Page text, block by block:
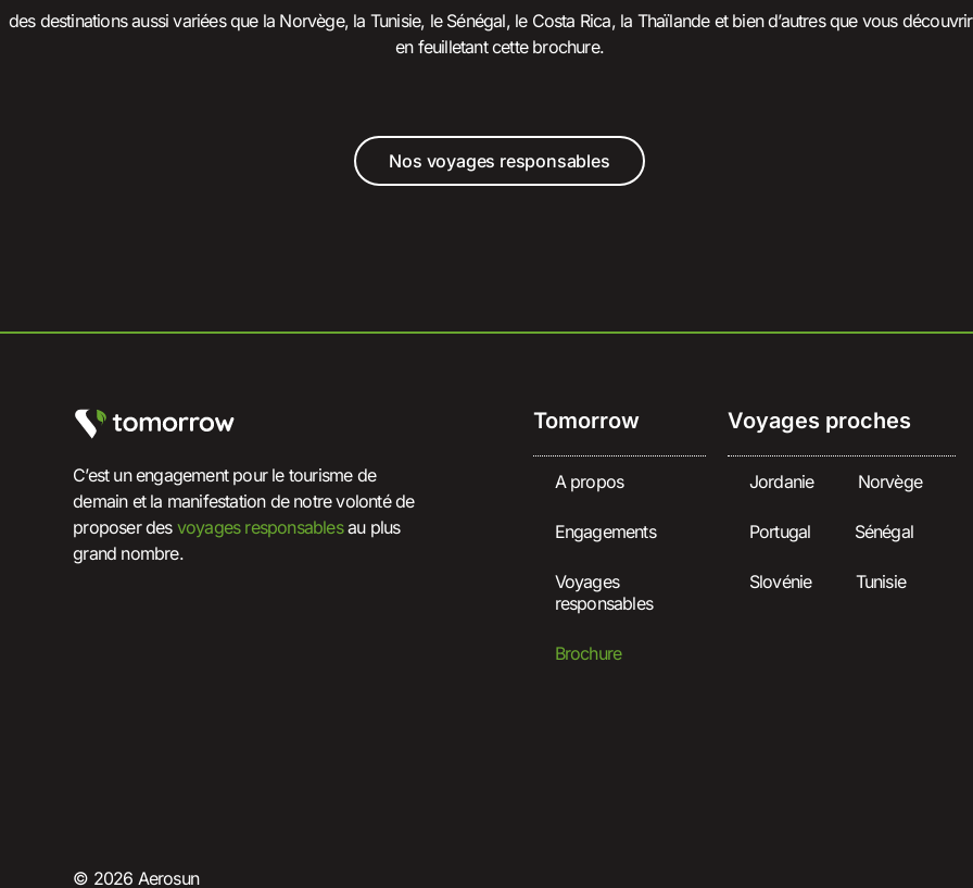
des destinations aussi variées que la Norvège, la Tunisie, le Sénégal, le Costa Rica, la Thaïlande et bien d’autres que vous
en feuilletant cette brochure.
Nos voyages responsables
C’est un engagement pour le tourisme de
demain et la manifestation de notre volonté de
proposer des voyages responsablesau plus
grand nombre.
Tomorrow
A propos
Engagements
Voyages
responsables
Brochure
Voyages proches
Jordanie Norvège
Portugal Sénégal
Slovénie Tunisie
© 2026 Aerosun